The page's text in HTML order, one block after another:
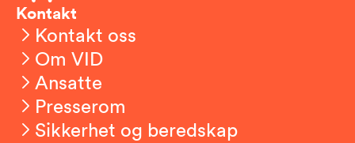
Kontakt
Kontakt oss
Om VID
Ansatte
Presserom
Sikkerhet og beredskap